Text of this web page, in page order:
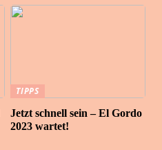
TIPPS
Jetzt schnell sein – El Gordo
2023 wartet!